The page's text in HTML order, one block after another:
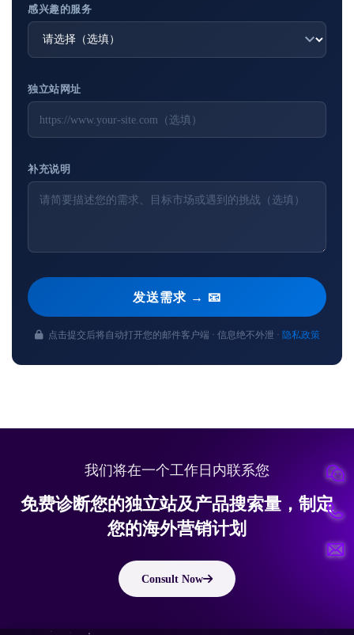
感兴趣的服务
独立站网址
补充说明
发送需求 → 📧
点击提交后将自动打开您的邮件客户端 · 信息绝不外泄 · 隐私政策
我们将在一个工作日内联系您
免费诊断您的独立站及产品搜索量，制定
您的海外营销计划
Consult Now